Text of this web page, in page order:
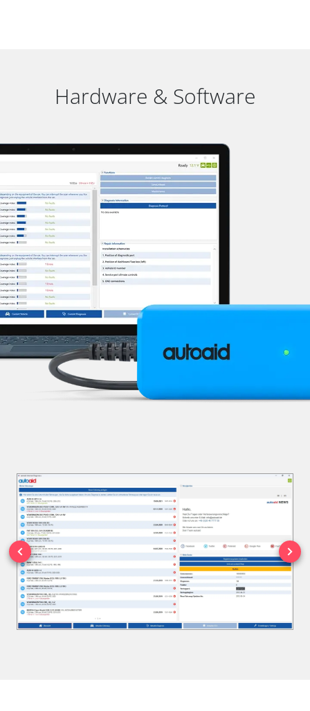
Hardware & Software